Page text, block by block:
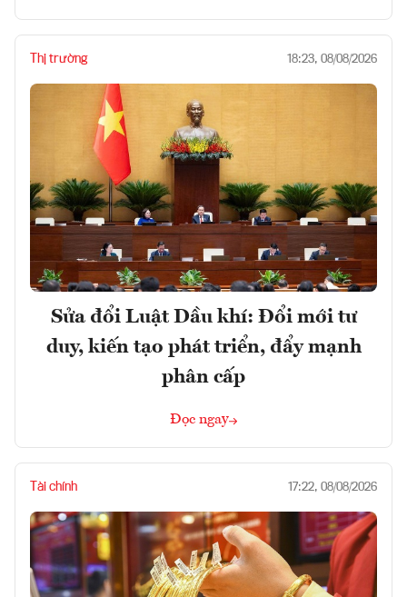
Thị trường 18:23, 08/08/2026
Sửa đổi Luật Dầu khí: Đổi mới tư
duy, kiến tạo phát triển, đẩy mạnh
phân cấp
Đọc ngay
Tài chính 17:22, 08/08/2026